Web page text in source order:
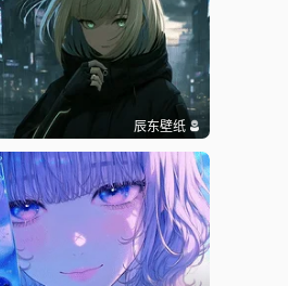
辰东壁纸